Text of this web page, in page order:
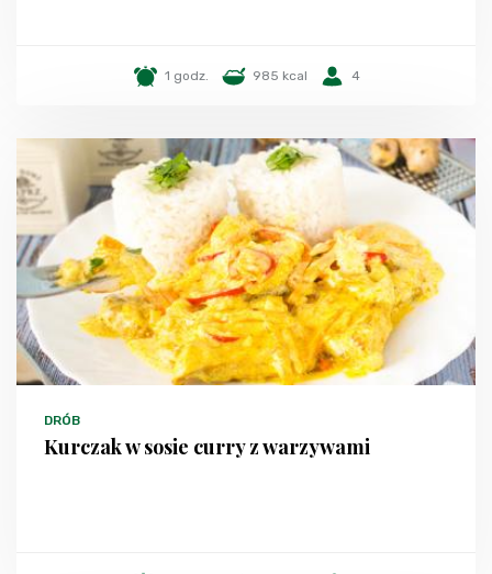
1 godz. 985 kcal 4
DRÓB
Kurczak w sosie curry z warzywami